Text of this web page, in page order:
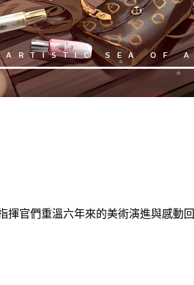
揮官們重溫六年來的美術演進與感動